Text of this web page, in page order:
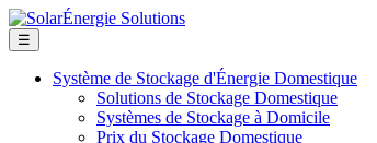
☰
Système de Stockage d'Énergie Domestique
Solutions de Stockage Domestique
Systèmes de Stockage à Domicile
Prix du Stockage Domestique